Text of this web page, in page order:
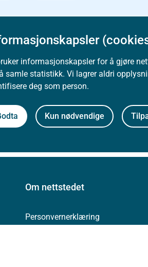
informasjonskapsler for å gjøre
samle statistikk. Vi lagrer aldri
deg som person.
Kun nødvendige
Om nettstedet
Personvernerklæring